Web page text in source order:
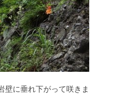
壁に垂れ下がって咲きま